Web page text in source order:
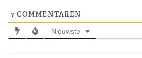
7 COMMENTAREN
Nieuwste